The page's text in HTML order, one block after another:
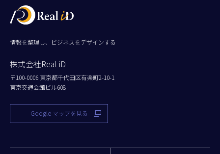
情報を整理し、ビジネスをデザインする
株式会社Real iD
〒100-0006 東京都千代田区有楽町2-10-1
東京交通会館ビル608
Google マップを見る